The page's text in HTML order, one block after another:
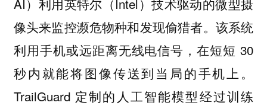
AI）利用英特尔（Intel）技术驱动的微型摄
像头来监控濒危物种和发现偷猎者。该系统
利用手机或远距离无线电信号，在短短 30
秒内就能将图像传送到当局的手机上。
TrailGuard 定制的人工智能模型经过训练